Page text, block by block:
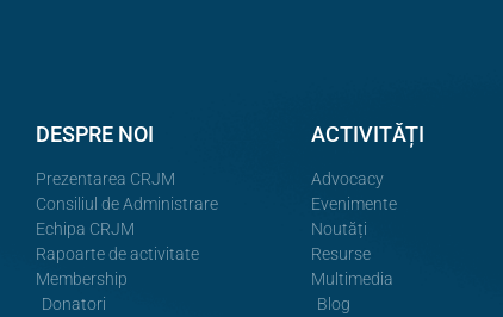
DESPRE NOI
Prezentarea CRJM
Consiliul de Administrare
Echipa CRJM
Rapoarte de activitate
Membership
Donatori
ACTIVITĂȚI
Advocacy
Evenimente
Noutăți
Resurse
Multimedia
Blog